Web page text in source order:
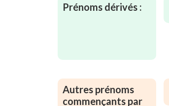
Prénoms dérivés :
Autres prénoms
commençants par